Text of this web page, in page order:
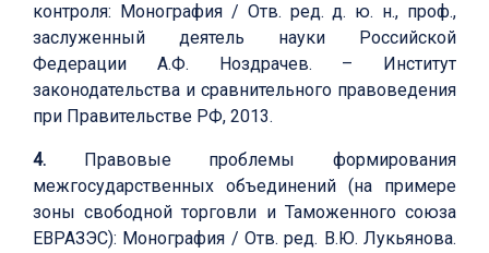
контроля: Монография / Отв. ред. д. ю. н., проф.,
заслуженный деятель науки Российской
Федерации А.Ф. Ноздрачев. – Институт
законодательства и сравнительного правоведения
при Правительстве РФ, 2013.
4. Правовые проблемы формирования
межгосударственных объединений (на примере
зоны свободной торговли и Таможенного союза
ЕВРАЗЭС): Монография / Отв. ред. В.Ю. Лукьянова.